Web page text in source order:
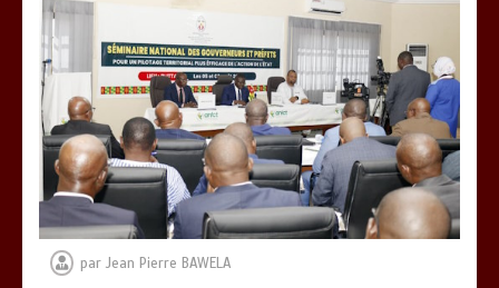
RECHERCHE ET INNOVATION: Le Togo
ouvre la voie pour l’enracinement du
génie génétique et de la biotechnologie
0 3 minutes
par Jean Pierre BAWELA